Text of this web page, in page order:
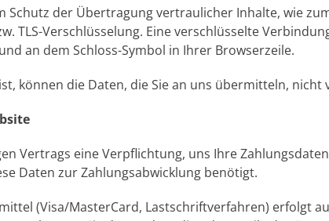
Schutz der Übertragung vertraulicher Inhalte, wie
TLS-Verschlüsselung. Eine verschlüsselte
an dem Schloss-Symbol in Ihrer Browserzeile.
können die Daten, die Sie an uns übermitteln,
Vertrags eine Verpflichtung, uns Ihre
Daten zur Zahlungsabwicklung benötigt.
(Visa/MasterCard, Lastschriftverfahren) erfolgt